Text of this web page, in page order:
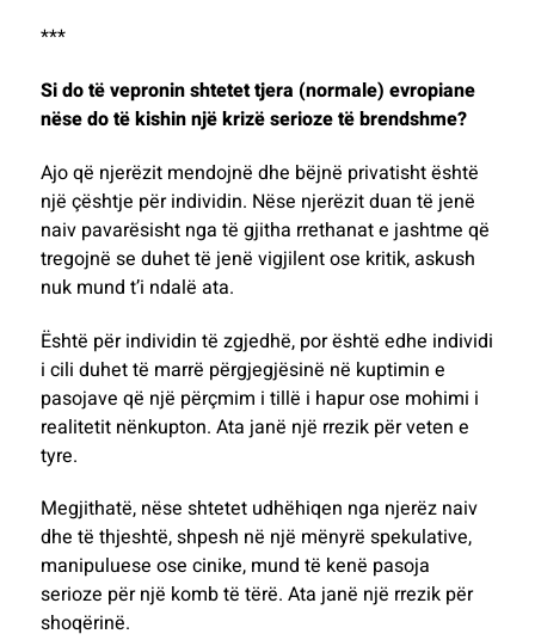
***
Si do të vepronin shtetet tjera (normale) evropiane
nëse do të kishin një krizë serioze të brendshme?
Ajo që njerëzit mendojnë dhe bëjnë privatisht është
një çështje për individin. Nëse njerëzit duan të jenë
naiv pavarësisht nga të gjitha rrethanat e jashtme që
tregojnë se duhet të jenë vigjilent ose kritik, askush
nuk mund t’i ndalë ata.
Është për individin të zgjedhë, por është edhe individi
i cili duhet të marrë përgjegjësinë në kuptimin e
pasojave që një përçmim i tillë i hapur ose mohimi i
realitetit nënkupton. Ata janë një rrezik për veten e
tyre.
Megjithatë, nëse shtetet udhëhiqen nga njerëz naiv
dhe të thjeshtë, shpesh në një mënyrë spekulative,
manipuluese ose cinike, mund të kenë pasoja
serioze për një komb të tërë. Ata janë një rrezik për
shoqërinë.